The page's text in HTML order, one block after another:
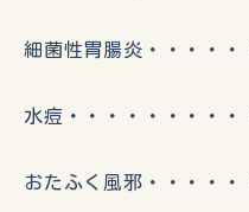
細菌性胃腸炎・・・・・
水痘・・・・・・・・・
おたふく風邪・・・・・